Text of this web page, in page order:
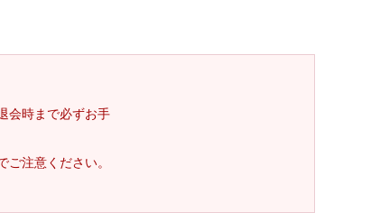
会時まで必ずお手
注意ください。